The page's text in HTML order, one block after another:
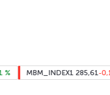
MBM_INDEX1 285,61-0,14%